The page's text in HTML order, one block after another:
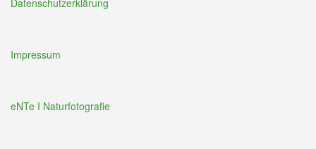
Datenschutzerklärung
Impressum
eNTe I Naturfotografie